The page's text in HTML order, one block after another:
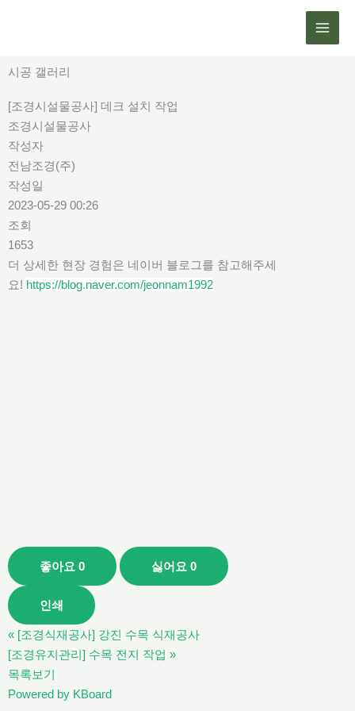
로
뛰
기
시공 갤러리
[조경시설물공사] 데크 설치 작업
조경시설물공사
작성자
전남조경(주)
작성일
2023-05-29 00:26
조회
1653
더 상세한 현장 경험은 네이버 블로그를 참고해주세
요! https://blog.naver.com/jeonnam1992
좋아요 0 싫어요 0
인쇄
« [조경식재공사] 강진 수목 식재공사
[조경유지관리] 수목 전지 작업 »
목록보기
Powered by KBoard